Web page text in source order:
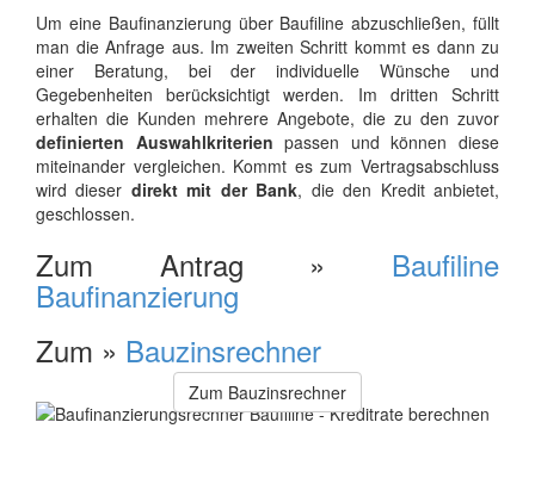
Um eine Baufinanzierung über Baufiline abzuschließen, füllt
man die Anfrage aus. Im zweiten Schritt kommt es dann zu
einer Beratung, bei der individuelle Wünsche und
Gegebenheiten berücksichtigt werden. Im dritten Schritt
erhalten die Kunden mehrere Angebote, die zu den zuvor
definierten Auswahlkriterien passen und können diese
miteinander vergleichen. Kommt es zum Vertragsabschluss
wird dieser direkt mit der Bank, die den Kredit anbietet,
geschlossen.
Zum Antrag » Baufiline
Baufinanzierung
Zum » Bauzinsrechner
Zum Bauzinsrechner